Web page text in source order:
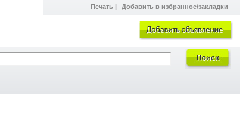
Печать | Добавить в избранное/закладки